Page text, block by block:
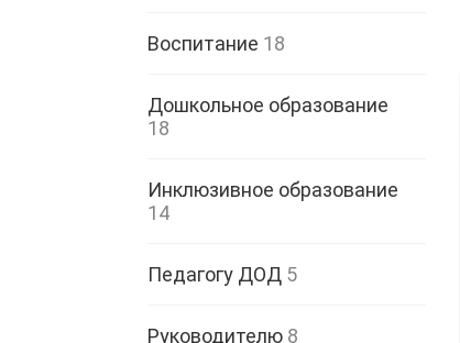
Воспитание 18
Дошкольное образование
18
Инклюзивное образование
14
Педагогу ДОД 5
Руководителю 8